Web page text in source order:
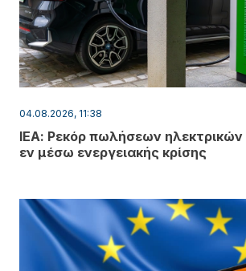
04.08.2026, 11:38
ΙΕΑ: Ρεκόρ πωλήσεων
εν μέσω ενεργειακής κρίσης